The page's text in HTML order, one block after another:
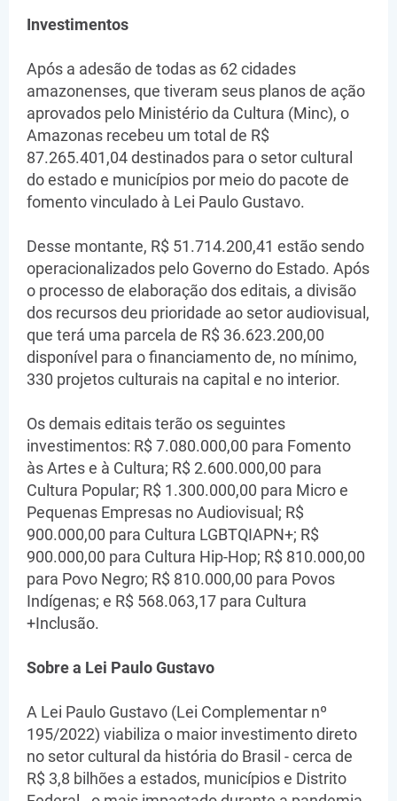
Investimentos
Após a adesão de todas as 62 cidades
amazonenses, que tiveram seus planos de ação
aprovados pelo Ministério da Cultura (Minc), o
Amazonas recebeu um total de R$
87.265.401,04 destinados para o setor cultural
do estado e municípios por meio do pacote de
fomento vinculado à Lei Paulo Gustavo.
Desse montante, R$ 51.714.200,41 estão sendo
operacionalizados pelo Governo do Estado. Após
o processo de elaboração dos editais, a divisão
dos recursos deu prioridade ao setor audiovisual,
que terá uma parcela de R$ 36.623.200,00
disponível para o financiamento de, no mínimo,
330 projetos culturais na capital e no interior.
Os demais editais terão os seguintes
investimentos: R$ 7.080.000,00 para Fomento
às Artes e à Cultura; R$ 2.600.000,00 para
Cultura Popular; R$ 1.300.000,00 para Micro e
Pequenas Empresas no Audiovisual; R$
900.000,00 para Cultura LGBTQIAPN+; R$
900.000,00 para Cultura Hip-Hop; R$ 810.000,00
para Povo Negro; R$ 810.000,00 para Povos
Indígenas; e R$ 568.063,17 para Cultura
+Inclusão.
Sobre a Lei Paulo Gustavo
A Lei Paulo Gustavo (Lei Complementar nº
195/2022) viabiliza o maior investimento direto
no setor cultural da história do Brasil - cerca de
R$ 3,8 bilhões a estados, municípios e Distrito